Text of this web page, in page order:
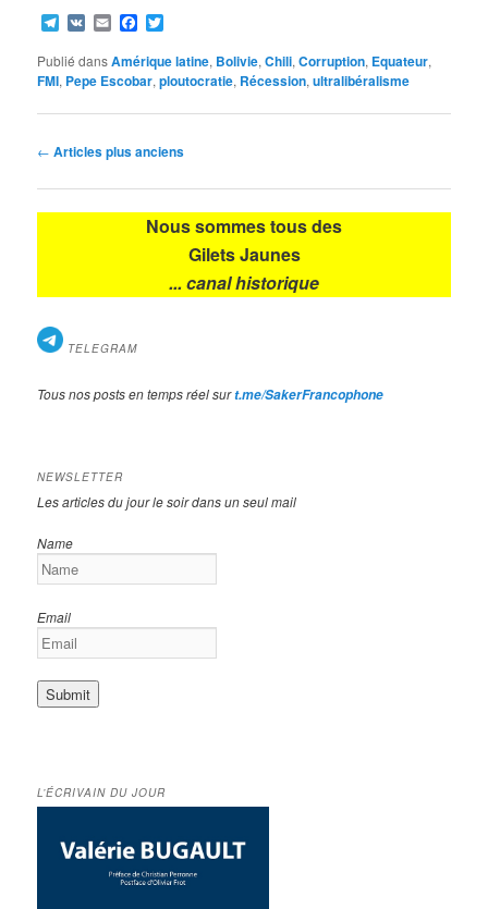
Telegram
VK EmailFacebook
Publié dansAmérique latine, Bolivie,Chili,Corruption, Equateur,
FMI, Pepe Escobar,ploutocratie, Récession,ultralibéralisme
Navigation
articles
← Articles plus anciens
Nous sommes tous des
Gilets Jaunes
... canal historique
TELEGRAM
Tous nos posts en temps réel surt.me/SakerFrancophone
NEWSLETTER
Les articles du jour le soir dans un seul mail
Name
Email
L’ÉCRIVAIN DU JOUR